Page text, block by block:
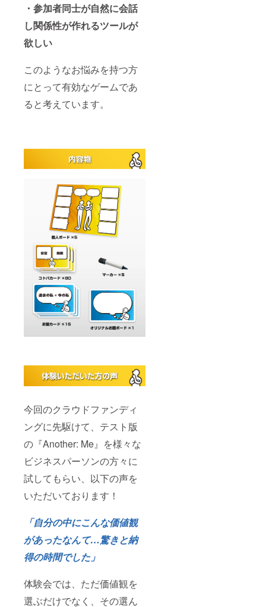
・参加者同士が自然に会話
し関係性が作れるツールが
欲しい
このようなお悩みを持つ方
にとって有効なゲームであ
ると考えています。
今回のクラウドファンディ
ングに先駆けて、テスト版
の『Another: Me』を様々な
ビジネスパーソンの方々に
試してもらい、以下の声を
いただいております！
「自分の中にこんな価値観
があったなんて…驚きと納
得の時間でした」
体験会では、ただ価値観を
選ぶだけでなく、その選ん